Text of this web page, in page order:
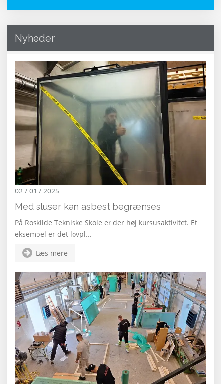
Nyheder
02 / 01 / 2025
Med sluser kan asbest begrænses
På Roskilde Tekniske Skole er der høj kursusaktivitet. Et
eksempel er det lovpl...
Læs mere